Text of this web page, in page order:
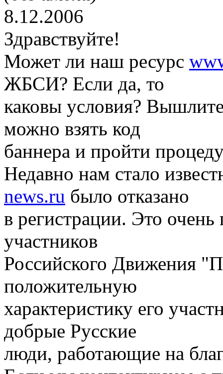
8.12.2006
Здравствуйте!
Может ли наш ресурс
ЖБСИ? Если да, то
каковы условия?
можно взять код
баннера и пройти
Недавно нам стало
news.ru было отказано
в регистрации. Это
участников
Российского Движения
положительную
характеристику его
добрые Русские
люди, работающие на